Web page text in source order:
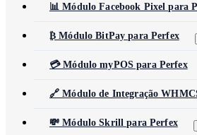
📊 Módulo Facebook Pixel para
₿ Módulo BitPay para Perfex
💳 Módulo myPOS para Perfex
🔗 Módulo de Integração
💸 Módulo Skrill para Perfex